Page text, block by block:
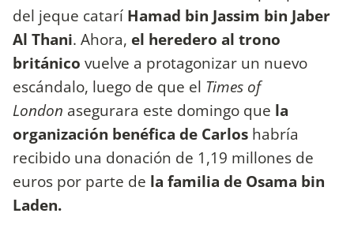
del jeque catarí Hamad bin Jassim bin Jaber
Al Thani. Ahora, el heredero al trono
británico vuelve a protagonizar un nuevo
escándalo, luego de que el Times of
London asegurara este domingo que la
organización benéfica de Carlos habría
recibido una donación de 1,19 millones de
euros por parte de la familia de Osama bin
Laden.